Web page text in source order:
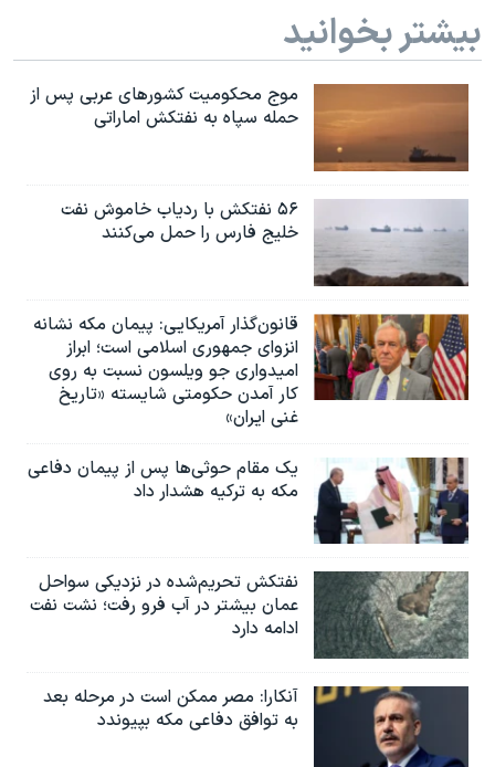
بیشتر بخوانید
موج محکومیت کشورهای عربی پس از
حمله سپاه به نفتکش اماراتی
۵۶ نفتکش با ردیاب خاموش نفت
خلیج فارس را حمل می‌کنند
قانون‌گذار آمریکایی: پیمان مکه نشانه
انزوای جمهوری اسلامی است؛ ابراز
امیدواری جو ویلسون نسبت به روی
کار آمدن حکومتی شایسته «تاریخ
غنی ایران»
یک مقام حوثی‌ها پس از پیمان دفاعی
مکه به ترکیه هشدار داد
نفتکش تحریم‌شده در نزدیکی سواحل
عمان بیشتر در آب فرو رفت؛ نشت نفت
ادامه دارد
آنکارا: مصر ممکن است در مرحله بعد
به توافق دفاعی مکه بپیوندد